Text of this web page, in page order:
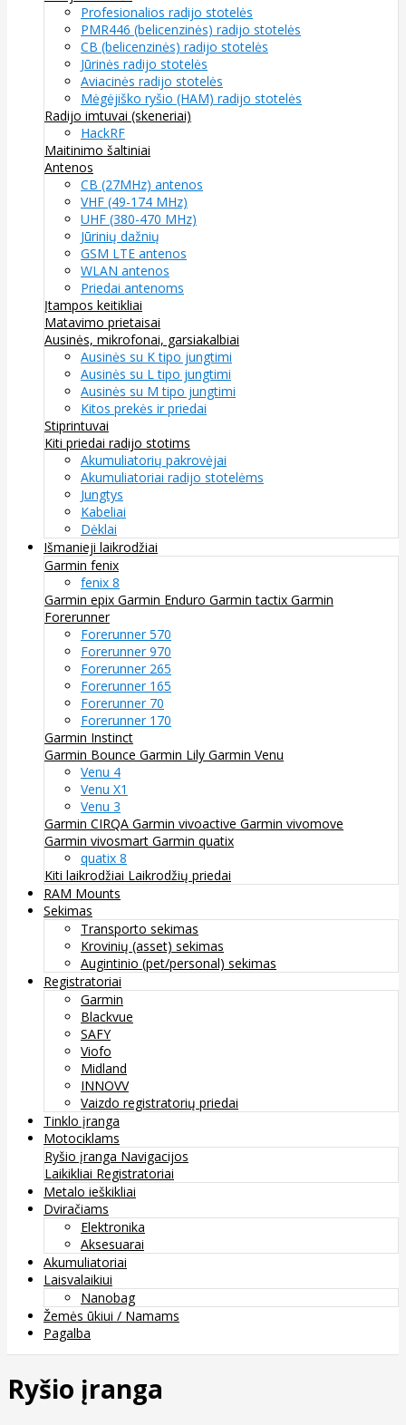
Profesionalios radijo stotelės
PMR446 (belicenzinės) radijo stotelės
CB (belicenzinės) radijo stotelės
Jūrinės radijo stotelės
Aviacinės radijo stotelės
Mėgėjiško ryšio (HAM) radijo stotelės
Radijo imtuvai (skeneriai)
HackRF
Maitinimo šaltiniai
Antenos
CB (27MHz) antenos
VHF (49-174 MHz)
UHF (380-470 MHz)
Jūrinių dažnių
GSM LTE antenos
WLAN antenos
Priedai antenoms
Įtampos keitikliai
Matavimo prietaisai
Ausinės, mikrofonai, garsiakalbiai
Ausinės su K tipo jungtimi
Ausinės su L tipo jungtimi
Ausinės su M tipo jungtimi
Kitos prekės ir priedai
Stiprintuvai
Kiti priedai radijo stotims
Akumuliatorių pakrovėjai
Akumuliatoriai radijo stotelėms
Jungtys
Kabeliai
Dėklai
Išmanieji laikrodžiai
Garmin fenix
fenix 8
Garmin epix Garmin Enduro Garmin tactix Garmin
Forerunner
Forerunner 570
Forerunner 970
Forerunner 265
Forerunner 165
Forerunner 70
Forerunner 170
Garmin Instinct
Garmin Bounce Garmin Lily Garmin Venu
Venu 4
Venu X1
Venu 3
Garmin CIRQA Garmin vivoactive Garmin vivomove
Garmin vivosmart Garmin quatix
quatix 8
Kiti laikrodžiai Laikrodžių priedai
RAM Mounts
Sekimas
Transporto sekimas
Krovinių (asset) sekimas
Augintinio (pet/personal) sekimas
Registratoriai
Garmin
Blackvue
SAFY
Viofo
Midland
INNOVV
Vaizdo registratorių priedai
Tinklo įranga
Motociklams
Ryšio įranga Navigacijos
Laikikliai Registratoriai
Metalo ieškikliai
Dviračiams
Elektronika
Aksesuarai
Akumuliatoriai
Laisvalaikiui
Nanobag
Žemės ūkiui / Namams
Pagalba
Ryšio įranga